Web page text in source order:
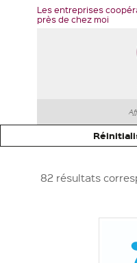
Les entreprises
près de chez moi
82 résultats